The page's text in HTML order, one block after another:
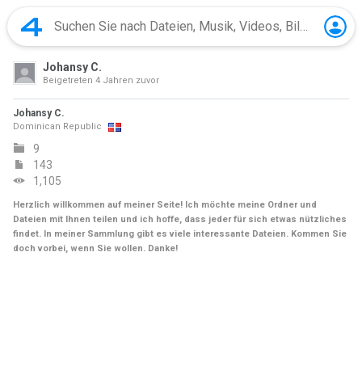
Johansy C.
Beigetreten 4 Jahren zuvor
Johansy C.
Dominican Republic
9
143
1,105
Herzlich willkommen auf meiner Seite! Ich möchte meine Ordner und
Dateien mit Ihnen teilen und ich hoffe, dass jeder für sich etwas nützliches
findet. In meiner Sammlung gibt es viele interessante Dateien. Kommen Sie
doch vorbei, wenn Sie wollen. Danke!